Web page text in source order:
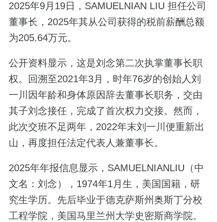
2025年9月19日，SAMUELNIAN LIU 担任公司
董事长，2025年其从公司获得的税前薪酬总额
为205.64万元。
公开资料显示，这是刘念第二次执掌董事长职
权。回溯至2021年3月，时年76岁的创始人刘
一川因年龄和身体原因辞去董事长职务，交由
其子刘念接任，完成了首次权力交接。然而，
此次交班不足两年，2022年末刘一川便重新出
山，再度担任法定代表人兼董事长。
2025年年报信息显示，SAMUELNIANLIU（中
文名：刘念），1974年1月生，美国国籍，研
究生学历。先后毕业于德克萨斯州奥斯丁分校
工程学院，美国马里兰州大学史密斯商学院。